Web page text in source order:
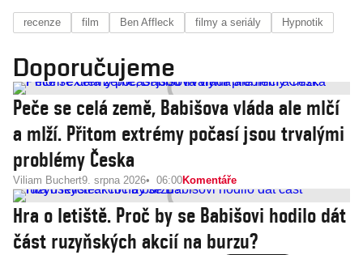
recenze film Ben Affleck filmy a seriály Hypnotik
Doporučujeme
Peče se celá země, Babišova vláda ale mlčí
a mlží. Přitom extrémy počasí jsou trvalými
problémy Česka
Viliam Buchert9. srpna 2026 06:00Komentáře
Hra o letiště. Proč by se Babišovi hodilo dát
část ruzyňských akcií na burzu?